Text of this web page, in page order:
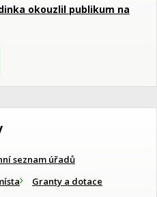
okouzlil publikum na
seznam úřadů
Granty a dotace